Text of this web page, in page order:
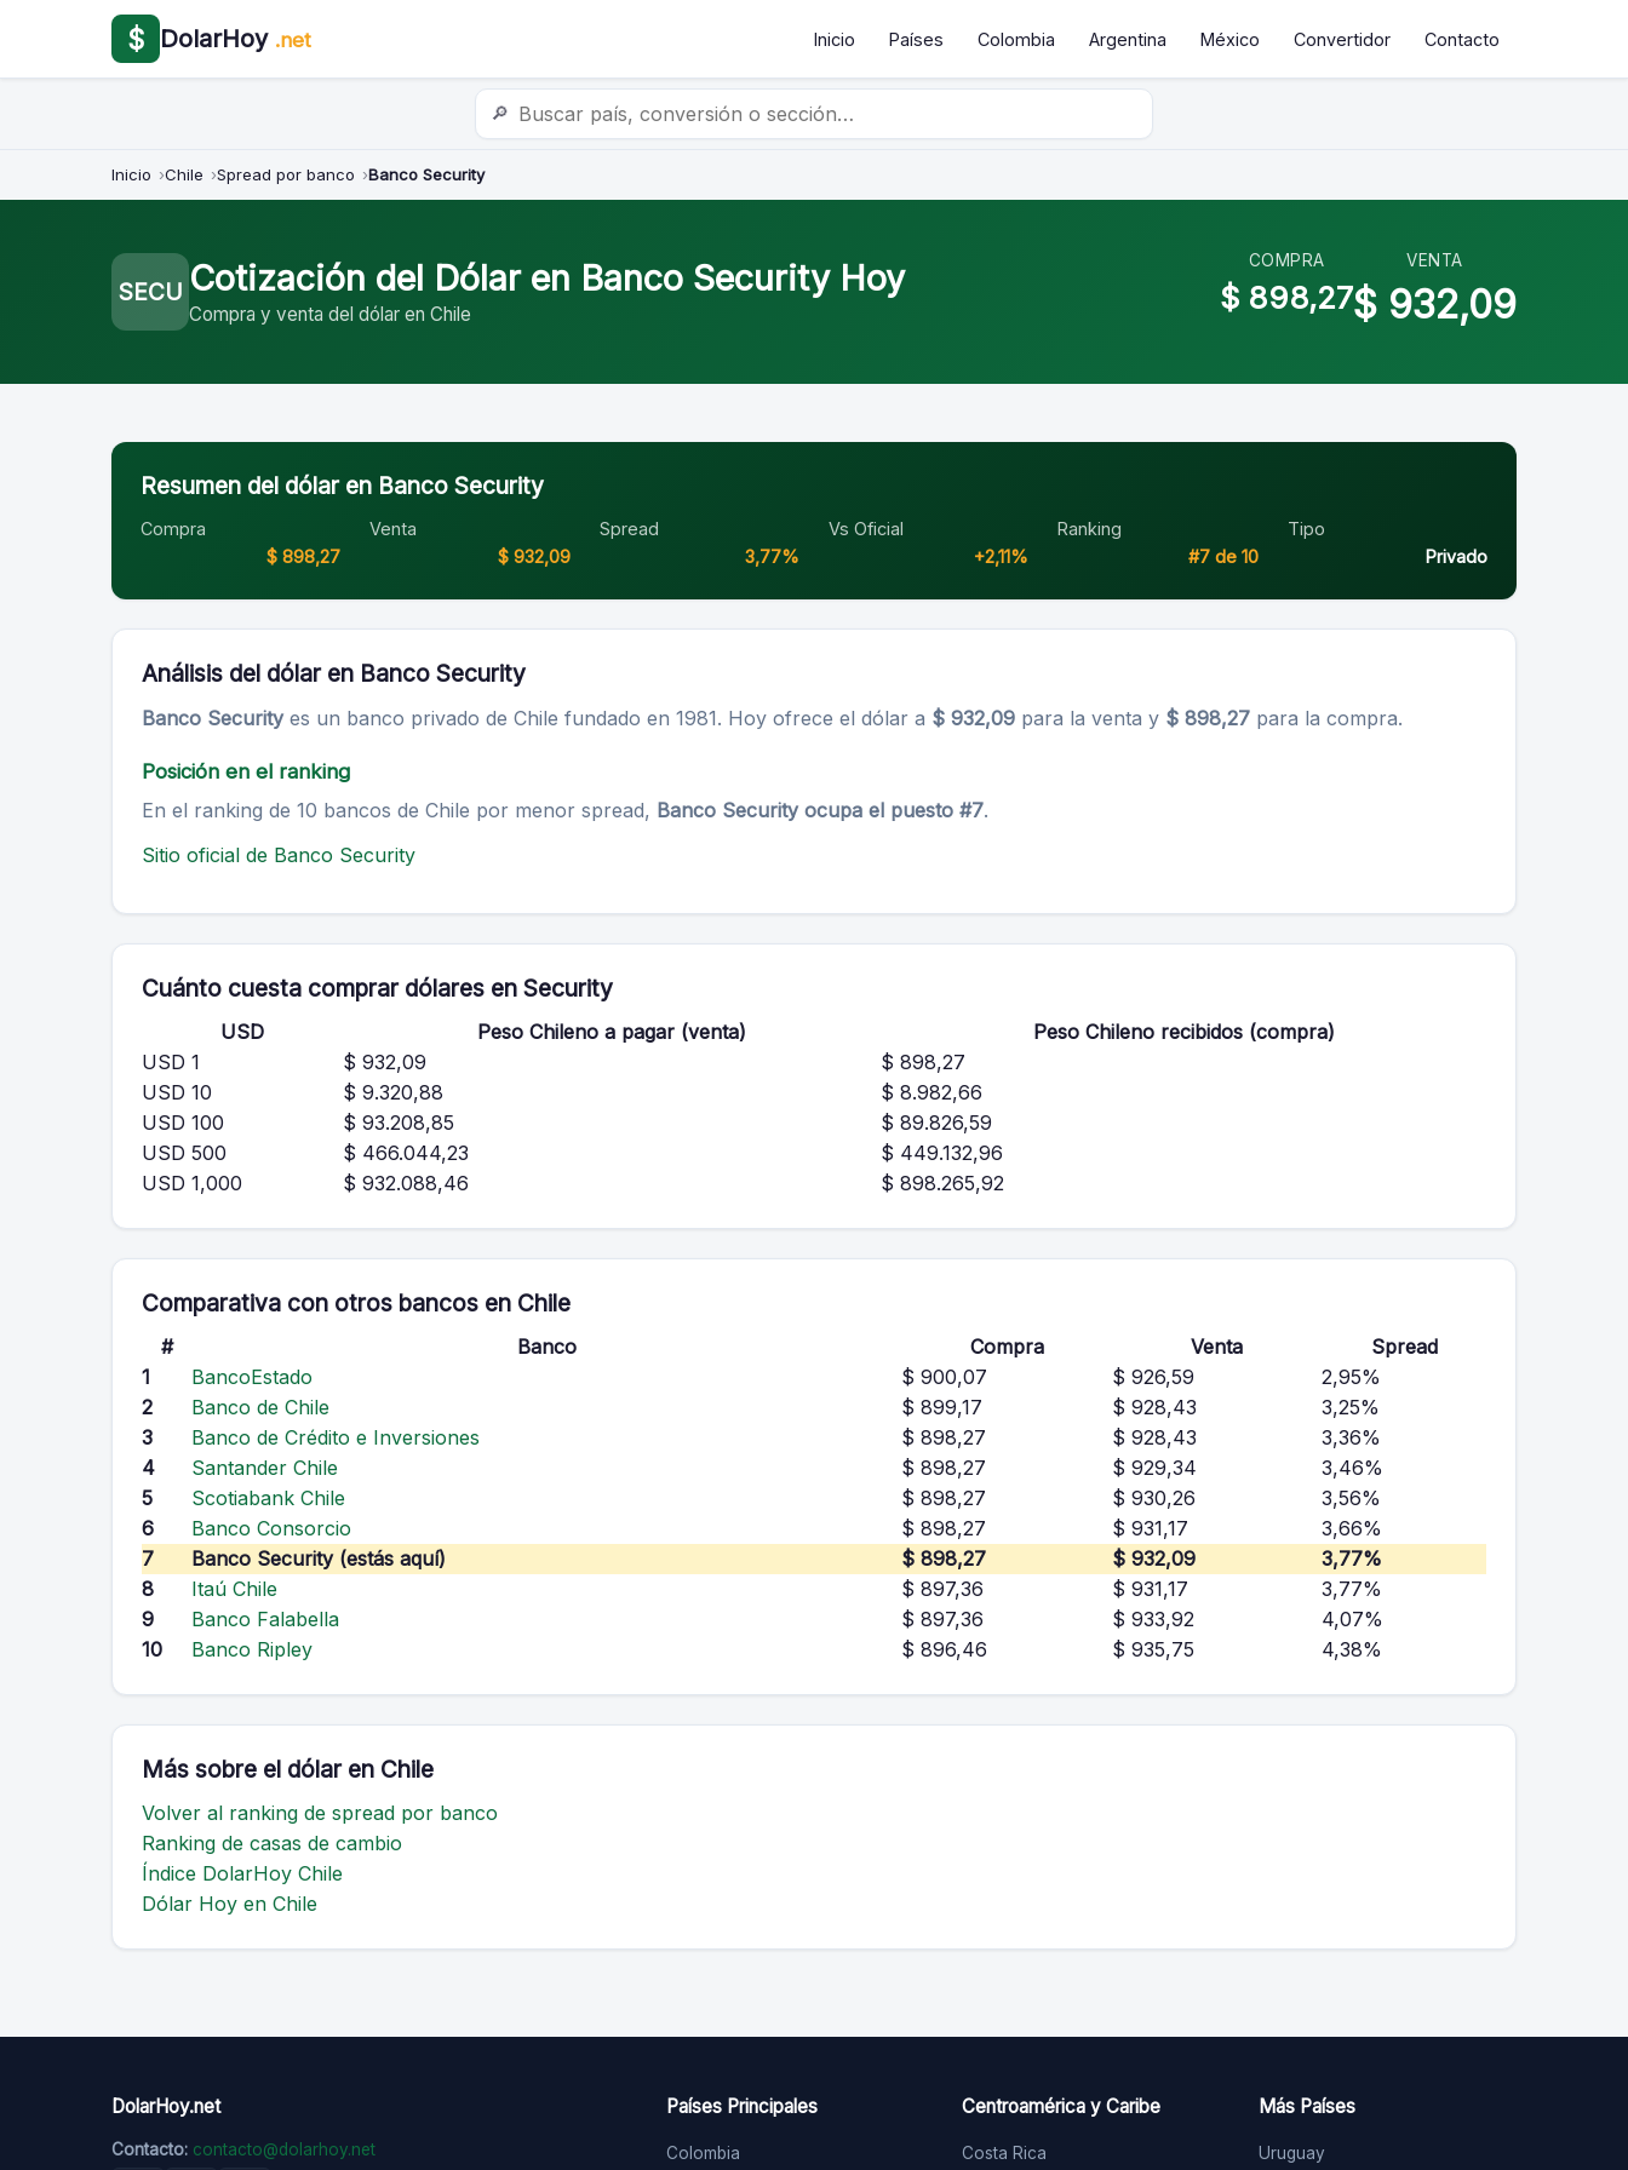
$ DolarHoy .net Inicio Países Colombia Argentina México Convertidor Contacto
🔎
Inicio Chile Spread por banco Banco Security
SECU Cotización del Dólar en Banco Security Hoy
Compra y venta del dólar en Chile
COMPRA
$ 898,27
VENTA
$ 932,09
Resumen del dólar en Banco Security
Compra
$ 898,27
Venta
$ 932,09
Spread
3,77%
Vs Oficial
+2,11%
Ranking
#7 de 10
Tipo
Privado
Análisis del dólar en Banco Security
Banco Securityes un banco privado de Chile fundado en 1981. Hoy ofrece el dólar a $ 932,09 para la venta y $ 898,27 para la compra.
Posición en el ranking
En el ranking de 10 bancos de Chile por menor spread, Banco Security ocupa el puesto #7.
Sitio oficial de Banco Security
Cuánto cuesta comprar dólares en Security
USD Peso Chileno a pagar (venta)
Peso Chileno recibidos (compra)
USD 1
$ 932,09
$ 898,27
USD 10
$ 9.320,88
$ 8.982,66
USD 100
$ 93.208,85
$ 89.826,59
USD 500
$ 466.044,23
$ 449.132,96
USD 1,000
$ 932.088,46 $ 898.265,92
Comparativa con otros bancos en Chile
# Banco Compra Venta
Spread
1
BancoEstado $ 900,07 $ 926,59
2,95%
2
Banco de Chile $ 899,17 $ 928,43
3,25%
3
Banco de Crédito e Inversiones $ 898,27 $ 928,43
3,36%
4
Santander Chile $ 898,27 $ 929,34
3,46%
5
Scotiabank Chile $ 898,27 $ 930,26
3,56%
6
Banco Consorcio $ 898,27 $ 931,17
3,66%
7
Banco Security (estás aquí) $ 898,27 $ 932,09
3,77%
8
Itaú Chile $ 897,36 $ 931,17
3,77%
9
Banco Falabella $ 897,36 $ 933,92
4,07%
10
Banco Ripley $ 896,46 $ 935,75 4,38%
Más sobre el dólar en Chile
Volver al ranking de spread por banco
Ranking de casas de cambio
Índice DolarHoy Chile
Dólar Hoy en Chile
DolarHoy.net
Contacto: contacto@dolarhoy.net
Países Principales
Colombia
Centroamérica y Caribe
Costa Rica
Más Países
Uruguay